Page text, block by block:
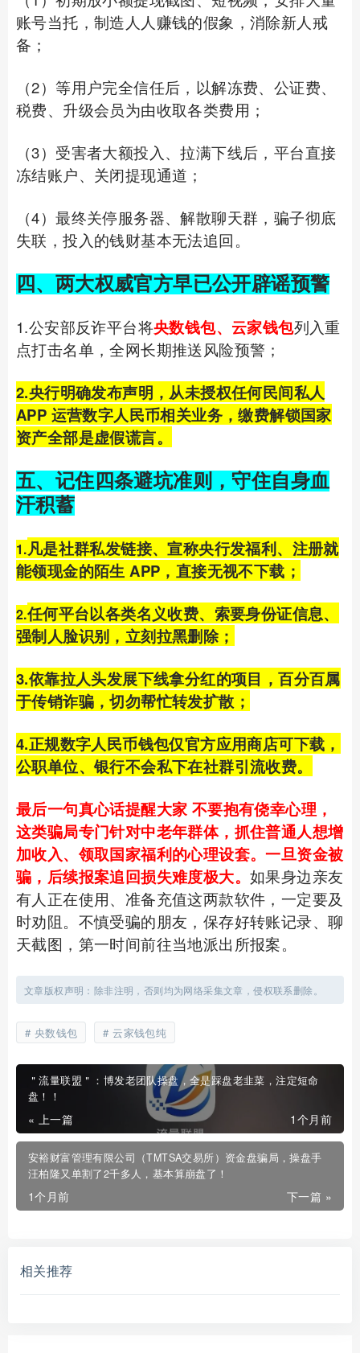
账号当托，制造人人赚钱的假象，消除新人戒
备；
（2）等用户完全信任后，以解冻费、公证费、
税费、升级会员为由收取各类费用；
（3）受害者大额投入、拉满下线后，平台直接
冻结账户、关闭提现通道；
（4）最终关停服务器、解散聊天群，骗子彻底
失联，投入的钱财基本无法追回。
四、两大权威官方早已公开辟谣预警
1.公安部反诈平台将央数钱包、云家钱包列入重
点打击名单，全网长期推送风险预警；
2.央行明确发布声明，从未授权任何民间私人
APP 运营数字人民币相关业务，缴费解锁国家
资产全部是虚假谎言。
五、记住四条避坑准则，守住自身血
汗积蓄
1.凡是社群私发链接、宣称央行发福利、注册就
能领现金的陌生 APP，直接无视不下载；
2.任何平台以各类名义收费、索要身份证信息、
强制人脸识别，立刻拉黑删除；
3.依靠拉人头发展下线拿分红的项目，百分百属
于传销诈骗，切勿帮忙转发扩散；
4.正规数字人民币钱包仅官方应用商店可下载，
公职单位、银行不会私下在社群引流收费。
最后一句真心话提醒大家 不要抱有侥幸心理，
这类骗局专门针对中老年群体，抓住普通人想增
加收入、领取国家福利的心理设套。一旦资金被
骗，后续报案追回损失难度极大。 如果身边亲友
有人正在使用、准备充值这两款软件，一定要及
时劝阻。不慎受骗的朋友，保存好转账记录、聊
天截图，第一时间前往当地派出所报案。
文章版权声明：除非注明，否则均为网络采集文章，侵权联系删除。
央数钱包 云家钱包纯
＂流量联盟＂：博发老团队操盘，全是踩盘老韭菜，注定短命
盘！！
« 上一篇 1个月前
安裕财富管理有限公司（TMTSA交易所）资金盘骗局，操盘手
汪柏隆又单割了2千多人，基本算崩盘了！
下一篇 »
1个月前
相关推荐